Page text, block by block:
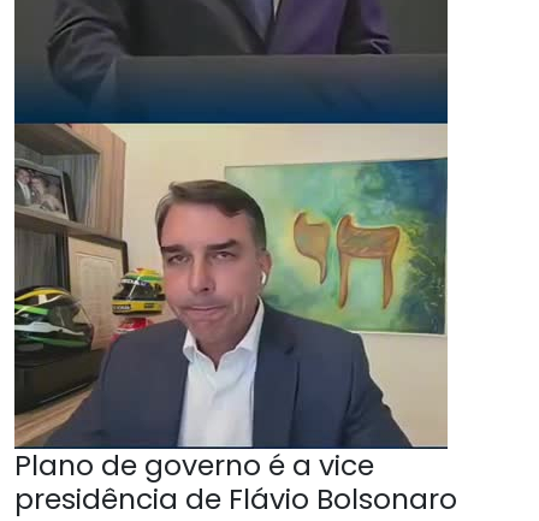
Plano de governo é a vice
presidência de Flávio Bolsonaro